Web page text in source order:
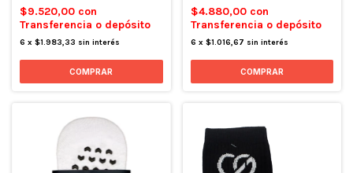
$9.520,00 con
Transferencia o depósito
6 x $1.983,33 sin interés
$4.880,00 con
Transferencia o depósito
6 x $1.016,67 sin interés